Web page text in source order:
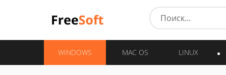
WINDOWS MAC OS LINUX